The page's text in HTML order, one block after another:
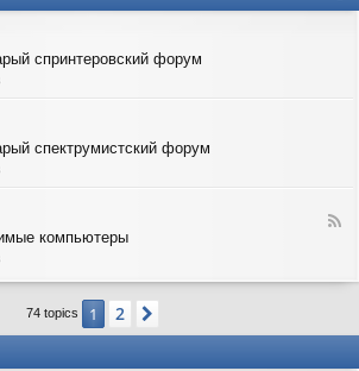
спринтеровский форум
спектрумистский форум
F
S
компьютеры
74 topics 1 2